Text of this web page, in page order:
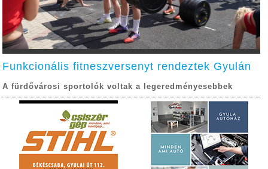
Funkcionális fitneszversenyt rendeztek Gyulán
A fürdővárosi sportolók voltak a legeredményesebbek